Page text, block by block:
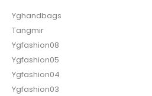
Yghandbags
Tangmir
Ygfashion08
Ygfashion05
Ygfashion04
Ygfashion03